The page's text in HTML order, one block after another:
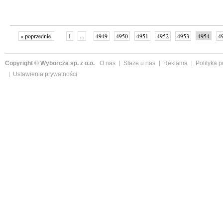
« poprzednie 1 ... 4949 4950 4951 4952 4953 4954
Copyright © Wyborcza sp. z o.o. O nas Staże u nas Reklama
Polityka
Ustawienia prywatności